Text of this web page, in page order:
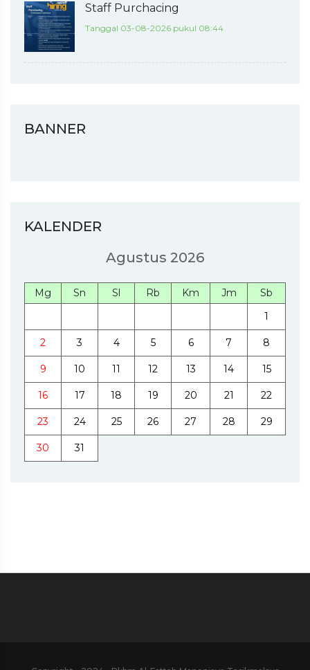
Staff Purchacing
Tanggal 03-08-2026 pukul 08:44
BANNER
KALENDER
Agustus 2026
Mg Sn Sl Rb Km Jm
Sb
1
2 3 4 5 6 7 8
9 10 11 12 13 14 15
16 17 18 19 20 21 22
23 24 25 26 27 28 29
30 31